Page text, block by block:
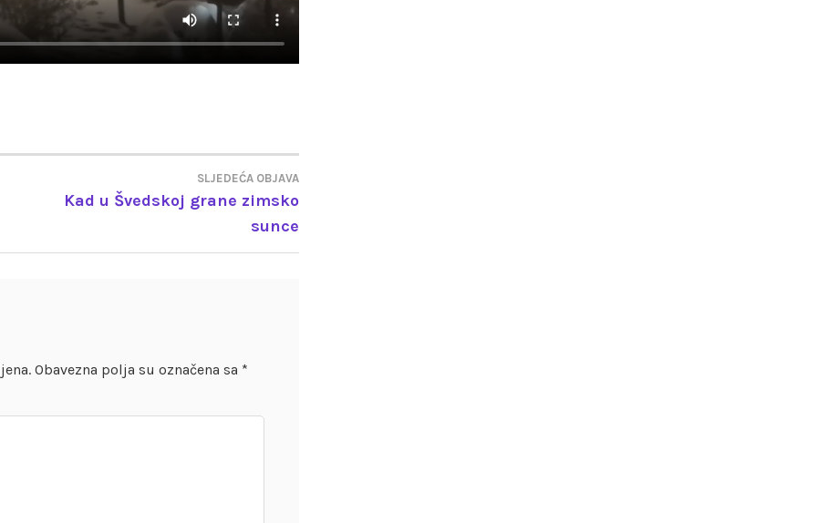
SLJEDEĆA OBJAVA
Kad u Švedskoj grane zimsko
sunce
Obavezna polja su označena sa *